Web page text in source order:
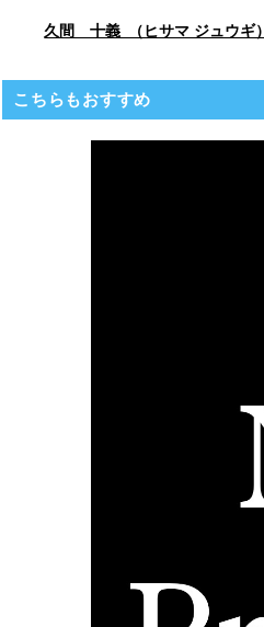
久間 十義 （ヒサマ ジュウギ）
こちらもおすすめ